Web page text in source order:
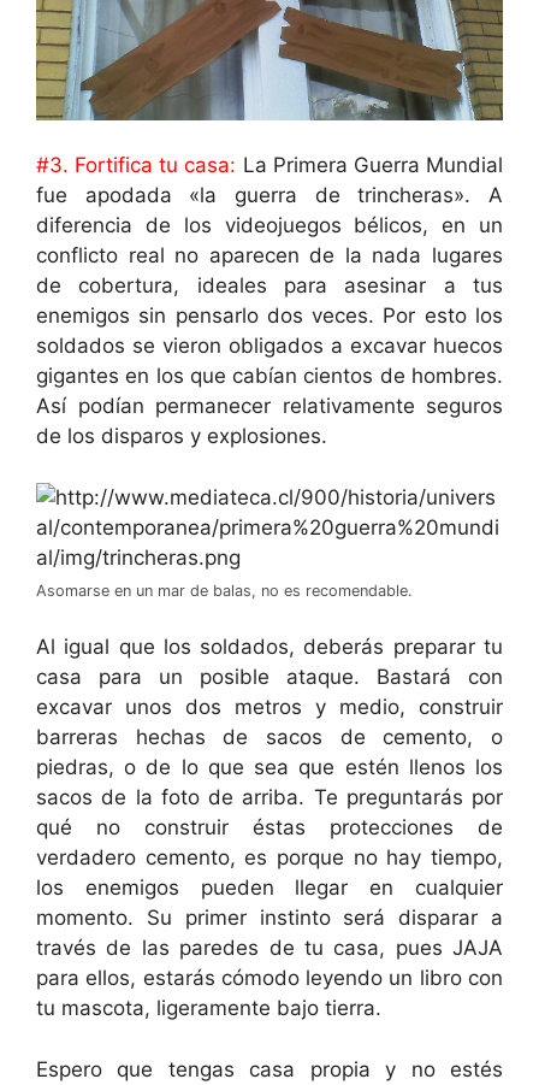
#3. Fortifica tu casa: La Primera Guerra Mundial
fue apodada «la guerra de trincheras». A
diferencia de los videojuegos bélicos, en un
conflicto real no aparecen de la nada lugares
de cobertura, ideales para asesinar a tus
enemigos sin pensarlo dos veces. Por esto los
soldados se vieron obligados a excavar huecos
gigantes en los que cabían cientos de hombres.
Así podían permanecer relativamente seguros
de los disparos y explosiones.
Asomarse en un mar de balas, no es recomendable.
Al igual que los soldados, deberás preparar tu
casa para un posible ataque. Bastará con
excavar unos dos metros y medio, construir
barreras hechas de sacos de cemento, o
piedras, o de lo que sea que estén llenos los
sacos de la foto de arriba. Te preguntarás por
qué no construir éstas protecciones de
verdadero cemento, es porque no hay tiempo,
los enemigos pueden llegar en cualquier
momento. Su primer instinto será disparar a
través de las paredes de tu casa, pues JAJA
para ellos, estarás cómodo leyendo un libro con
tu mascota, ligeramente bajo tierra.
Espero que tengas casa propia y no estés